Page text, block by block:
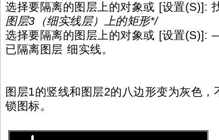
选择要隔离的图层上的对象或 [设置
图层3（细实线层）上的矩形*/
选择要隔离的图层上的对象或 [设置
已隔离图层 细实线。
图层1的竖线和图层2的八边形变为灰色，
锁图标。